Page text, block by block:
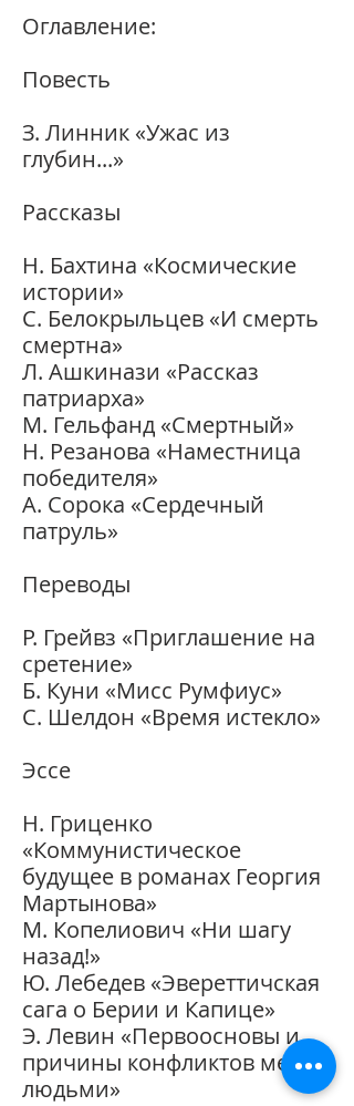
Оглавление:
Повесть
З. Линник «Ужас из
глубин...»
Рассказы
Н. Бахтина «Космические
истории»
С. Белокрыльцев «И смерть
смертна»
Л. Ашкинази «Рассказ
патриарха»
М. Гельфанд «Смертный»
Н. Резанова «Наместница
победителя»
А. Сорока «Сердечный
патруль»
Переводы
Р. Грейвз «Приглашение на
сретение»
Б. Куни «Мисс Румфиус»
С. Шелдон «Время истекло»
Эссе
Н. Гриценко
«Коммунистическое
будущее в романах Георгия
Мартынова»
М. Копелиович «Ни шагу
назад!»
Ю. Лебедев «Эвереттичская
сага о Берии и Капице»
Э. Левин «Первоосновы и
причины конфликтов между
людьми»